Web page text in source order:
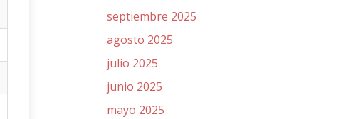
septiembre 2025
agosto 2025
julio 2025
junio 2025
mayo 2025